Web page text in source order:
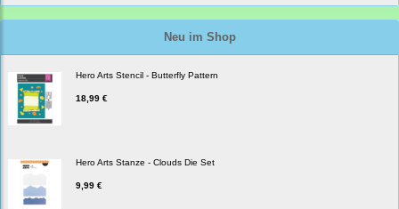
Neu im Shop
Hero Arts Stencil - Butterfly Pattern
18,99 €
Hero Arts Stanze - Clouds Die Set
9,99 €